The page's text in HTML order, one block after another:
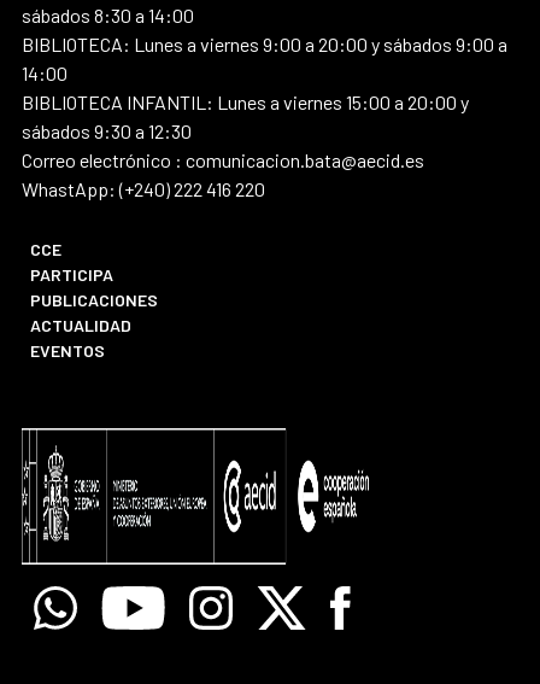
sábados 8:30 a 14:00
BIBLIOTECA: Lunes a viernes 9:00 a 20:00 y sábados 9:00 a
14:00
BIBLIOTECA INFANTIL: Lunes a viernes 15:00 a 20:00 y
sábados 9:30 a 12:30
Correo electrónico : comunicacion.bata@aecid.es
WhastApp: (+240) 222 416 220
CCE
PARTICIPA
PUBLICACIONES
ACTUALIDAD
EVENTOS
WhatsappYoutube Instagram
X Facebook